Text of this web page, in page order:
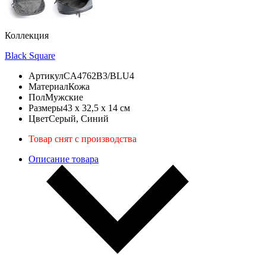
Коллекция
Black Square
АртикулCA4762B3/BLU4
МатериалКожа
ПолМужские
Размеры43 x 32,5 x 14 см
ЦветСерый, Синий
Товар снят с производства
Описание товара